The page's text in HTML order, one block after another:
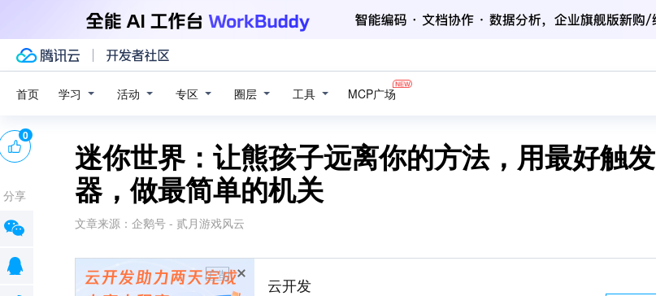
首页 学习 活动 专区 圈层 工具 MCP广场
迷你世界：让熊孩子远离你的方法，用最好触发
器，做最简单的机关
文章来源： 企鹅号 - 贰月游戏风云
广告
云开发
0
分享